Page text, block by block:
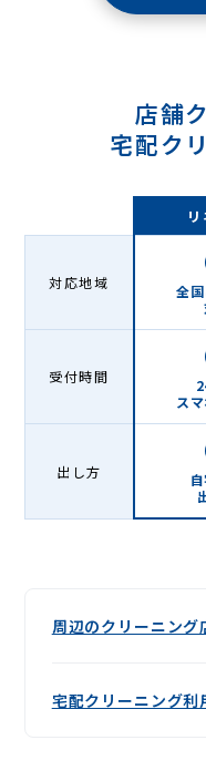
店舗
宅配ク
対応地域
全
受付時間
ス
出し方
周辺のクリーニング
宅配クリーニング利